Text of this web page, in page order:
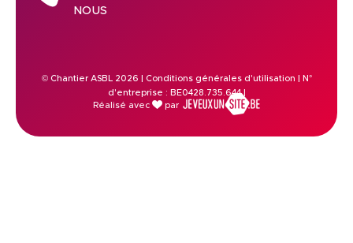
NOUS
© Chantier ASBL 2026 | Conditions générales d'utilisation | N°
d'entreprise : BE0428.735.644 |
Réalisé avec
par